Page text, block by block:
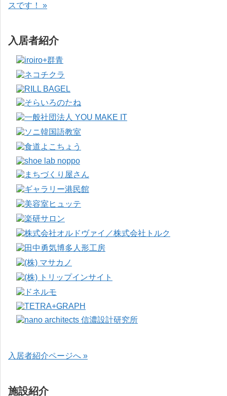
スです！ »
入居者紹介
入居者紹介ページへ »
施設紹介